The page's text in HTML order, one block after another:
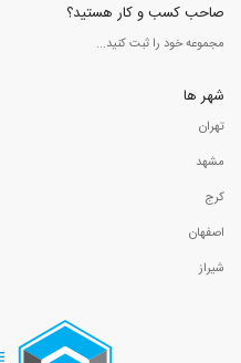
صاحب کسب و کار هستید؟
مجموعه خود را ثبت کنید...
شهر ها
تهران
مشهد
کرج
اصفهان
شیراز